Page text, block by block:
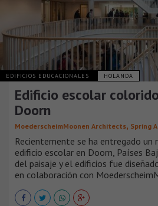
EDIFICIOS EDUCACIONALES HOLANDA
Edificio escolar
Doorn
MoederscheimMoonen Architects, Spring
Recientemente se ha entregado un
edificio escolar en Doorn, Países
del paisaje y el edificios fue
en colaboración con